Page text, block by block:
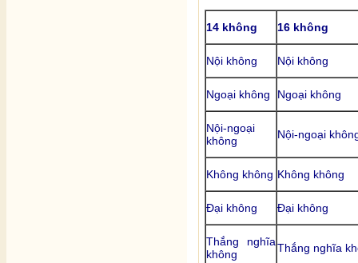
14 không 16 không
Nội không Nội không
Ngoại không Ngoại không
Nội-ngoại
không
Nội-ngoại
Không không Không không
Đại không Đại không
Thắng nghĩa
không
Thắng nghĩa